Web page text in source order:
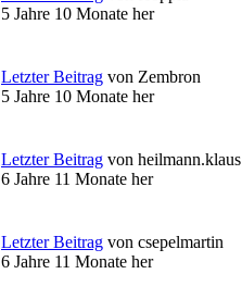
5 Jahre 10 Monate her
Letzter Beitrag von Zembron
5 Jahre 10 Monate her
Letzter Beitrag von heilmann.klaus
6 Jahre 11 Monate her
Letzter Beitrag von csepelmartin
6 Jahre 11 Monate her